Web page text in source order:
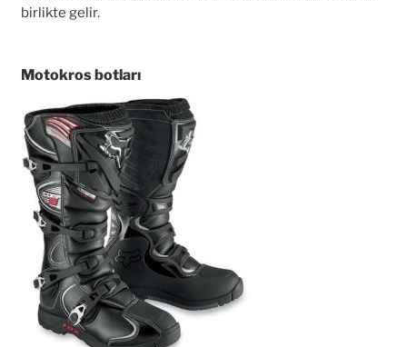
birlikte gelir.
Motokros botları